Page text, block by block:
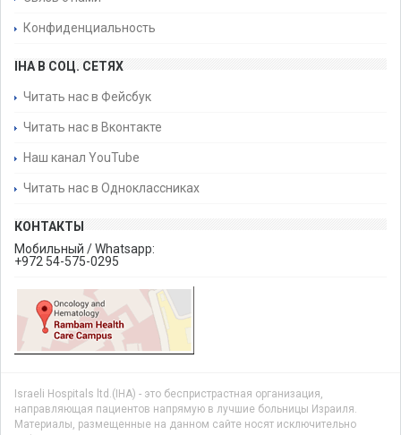
Конфиденциальность
IHA В СОЦ. СЕТЯХ
Читать нас в Фейсбук
Читать нас в Вконтакте
Наш канал YouTube
Читать нас в Одноклассниках
КОНТАКТЫ
Мобильный / Whatsapp:
+972 54-575-0295
Israeli Hospitals ltd.(IHA) - это беспристрастная организация,
направляющая пациентов напрямую в лучшие больницы Израиля.
Материалы, размещенные на данном сайте носят исключительно